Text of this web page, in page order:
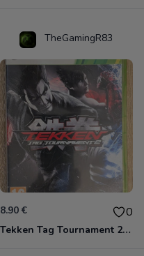
TheGamingR83
8.90 € 0
Tekken Tag Tournament 2 Xbox 360